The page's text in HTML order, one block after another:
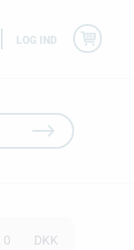
LOG IND
0
DKK